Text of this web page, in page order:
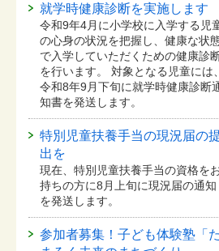
就学時健康診断を実施します
令和9年4月に小学校に入学する児
の心身の状況を把握し、健康な状
で入学していただくための健康診
を行います。 対象となる児童には、
令和8年9月下旬に就学時健康診断
知書を発送します。
特別児童扶養手当の現況届の
出を
現在、特別児童扶養手当の資格を
持ちの方に8月上旬に現況届の通知
を発送します。
参加者募集！子ども体験塾「た